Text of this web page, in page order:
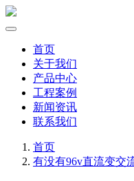
首页
关于我们
产品中心
工程案例
新闻资讯
联系我们
首页
有没有96v直流变交